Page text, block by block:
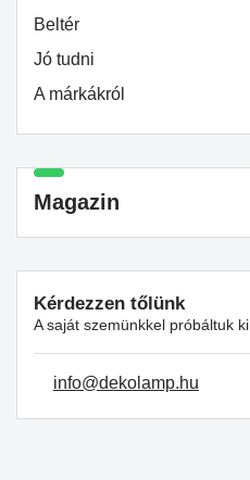
Beltér
Jó tudni
A márkákról
Magazin
Kérdezzen tőlünk
A saját szemünkkel próbáltuk ki
info@dekolamp.hu